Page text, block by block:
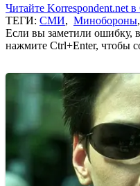
Читайте Korrespondent.net
ТЕГИ: СМИ, Минобороны,
Если вы заметили ошибку,
нажмите Ctrl+Enter, чтобы